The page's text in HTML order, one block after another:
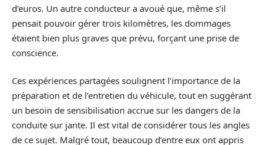
d’euros. Un autre conducteur a avoué que, même s’il
pensait pouvoir gérer trois kilomètres, les dommages
étaient bien plus graves que prévu, forçant une prise de
conscience.
Ces expériences partagées soulignent l’importance de la
préparation et de l’entretien du véhicule, tout en suggérant
un besoin de sensibilisation accrue sur les dangers de la
conduite sur jante. Il est vital de considérer tous les angles
de ce sujet. Malgré tout, beaucoup d’entre eux ont appris